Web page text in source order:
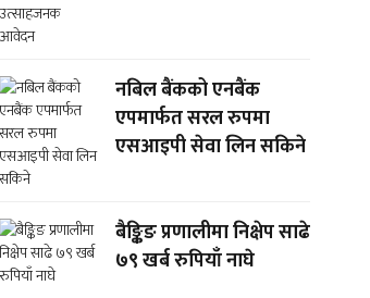
नबिल बैंकको एनबैंक
एपमार्फत सरल रुपमा
एसआइपी सेवा लिन सकिने
बैङ्किङ प्रणालीमा निक्षेप साढे
७९ खर्ब रुपियाँ नाघे